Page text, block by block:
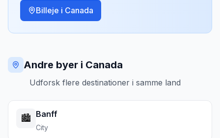
Billeje i Canada
Andre byer i Canada
Udforsk flere destinationer i samme land
🏙️ Banff
City